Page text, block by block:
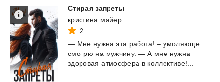
Стирая запреты
кристина майер
2
— Мне нужна эта работа! – умоляюще
смотрю на мужчину. — А мне нужна
здоровая атмосфера в коллективе!...